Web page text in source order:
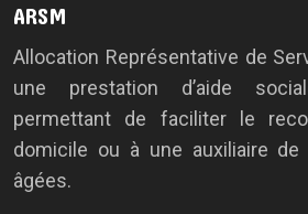
ARSM
Allocation Représentative de
une prestation d’aide
permettant de faciliter le
domicile ou à une auxiliaire
âgées.